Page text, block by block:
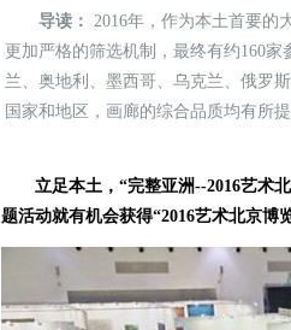
导读： 2016年，作为本土首要的
更加严格的筛选机制，最终有约160
兰、奥地利、墨西哥、乌克兰、俄罗
国家和地区，画廊的综合品质均有所
立足本土，“完整亚洲--2016艺术
题活动就有机会获得“2016艺术北京博